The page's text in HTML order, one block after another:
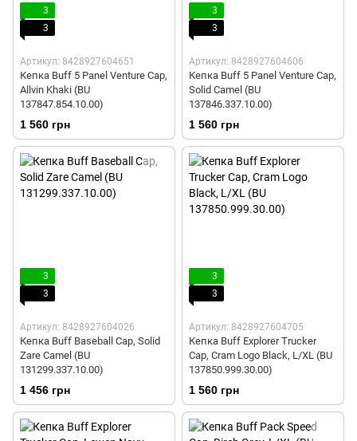
3
3
Артикул: 8428927604651
Кепка Buff 5 Panel Venture Cap,
Allvin Khaki (BU
137847.854.10.00)
1 560 грн
3
3
Артикул: 8428927604606
Кепка Buff 5 Panel Venture Cap,
Solid Camel (BU
137846.337.10.00)
1 560 грн
3
3
Артикул: 8428927604026
Кепка Buff Baseball Cap, Solid
Zare Camel (BU
131299.337.10.00)
1 456 грн
3
3
Артикул: 8428927604705
Кепка Buff Explorer Trucker
Cap, Cram Logo Black, L/XL (BU
137850.999.30.00)
1 560 грн